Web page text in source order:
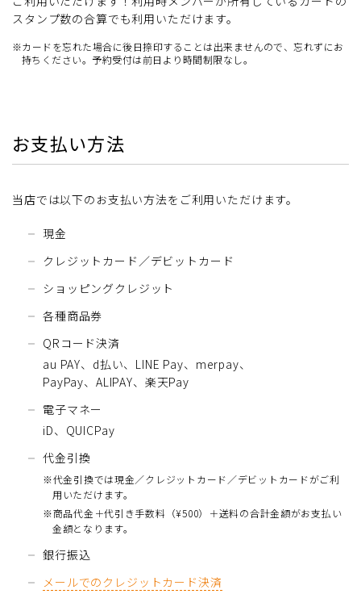
スタンプ数の合算でも利用いただけます。
※カードを忘れた場合に後日捺印することは出来ませんので、忘れずにお
持ちください。予約受付は前日より時間制限なし。
お支払い方法
当店では以下のお支払い方法をご利用いただけます。
現金
クレジットカード／デビットカード
ショッピングクレジット
各種商品券
QRコード決済
au PAY、d払い、LINE Pay、merpay、
PayPay、ALIPAY、楽天Pay
電子マネー
iD、QUICPay
代金引換
※代金引換では現金／クレジットカード／デビットカードがご利
用いただけます。
※商品代金＋代引き手数料（¥500）＋送料の合計金額がお支払い
金額となります。
銀行振込
メールでのクレジットカード決済